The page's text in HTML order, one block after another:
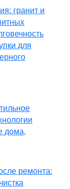
гранит и
для
дома,
ремонта: